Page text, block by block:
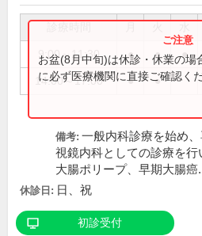
9:00～11:30 ● ● ●
14:00～17:00 ● ●
お盆(8月中旬)は休診・休業の場
に必ず医療機関に直接ご確認くだ
備考: 一般内科診療を始め
視鏡内科としての診療を行
大腸ポリープ、早期大腸癌
休診日: 日、祝
初診受付